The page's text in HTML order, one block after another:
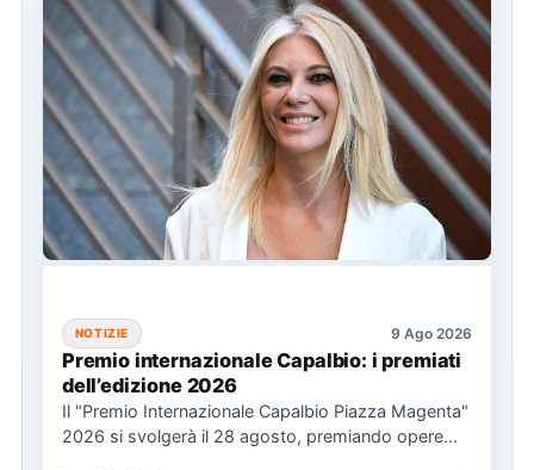
NOTIZIE 9 Ago 2026
Premio internazionale Capalbio: i premiati
dell’edizione 2026
Il "Premio Internazionale Capalbio Piazza Magenta"
2026 si svolgerà il 28 agosto, premiando opere